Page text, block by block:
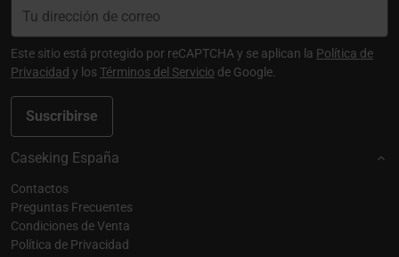
Suscribirse
Este sitio está protegido por reCAPTCHA y se aplican la Política de
Privacidad y losTérminos del Servicio de Google.
Caseking España
Contactos
Preguntas Frecuentes
Condiciones de Venta
Política de Privacidad